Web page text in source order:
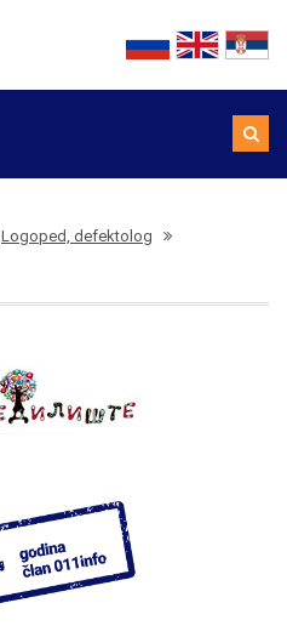
Logoped, defektolog